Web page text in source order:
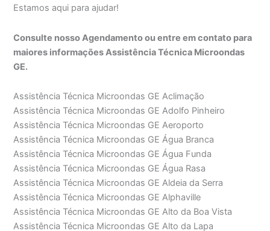
Estamos aqui para ajudar!
Consulte nosso Agendamento ou entre em contato para
maiores informações Assistência Técnica Microondas
GE.
Assistência Técnica Microondas GE Aclimação
Assistência Técnica Microondas GE Adolfo Pinheiro
Assistência Técnica Microondas GE Aeroporto
Assistência Técnica Microondas GE Água Branca
Assistência Técnica Microondas GE Água Funda
Assistência Técnica Microondas GE Água Rasa
Assistência Técnica Microondas GE Aldeia da Serra
Assistência Técnica Microondas GE Alphaville
Assistência Técnica Microondas GE Alto da Boa Vista
Assistência Técnica Microondas GE Alto da Lapa